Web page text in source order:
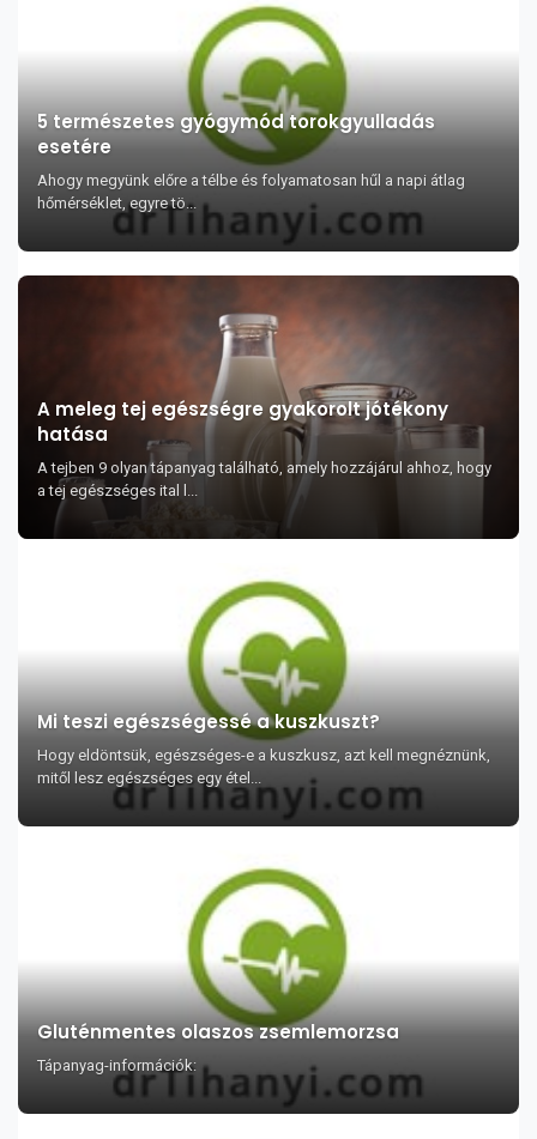
5 természetes gyógymód torokgyulladás
esetére
Ahogy megyünk előre a télbe és folyamatosan hűl a napi átlag
hőmérséklet, egyre tö...
A meleg tej egészségre gyakorolt jótékony
hatása
A tejben 9 olyan tápanyag található, amely hozzájárul ahhoz, hogy
a tej egészséges ital l...
Mi teszi egészségessé a kuszkuszt?
Hogy eldöntsük, egészséges-e a kuszkusz, azt kell megnéznünk,
mitől lesz egészséges egy étel...
Gluténmentes olaszos zsemlemorzsa
Tápanyag-információk: